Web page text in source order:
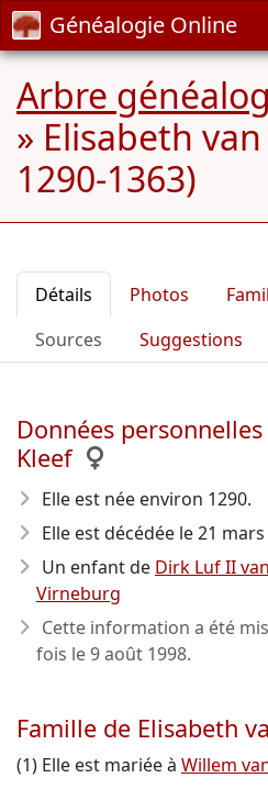
Généalogie Online
Arbre
» Elisabeth
1290-1363)
Détails Photos
Sources
Suggestions
Données
Kleef
Elle est née environ 1290.
Elle est décédée le 21
Un enfant de Dirk Luf II
Virneburg
Cette information a été
fois le9 août 1998.
Famille de Elisabeth
(1) Elle est mariée à Willem